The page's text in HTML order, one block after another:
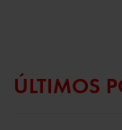
ÚLTIMOS